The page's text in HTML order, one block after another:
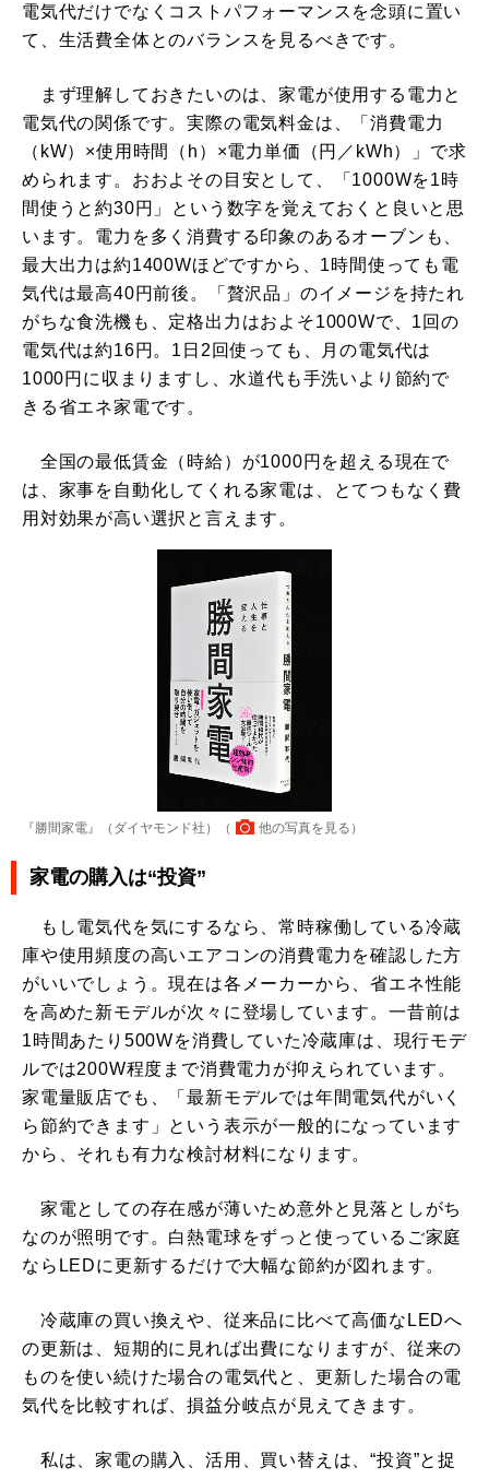
電気代だけでなくコストパフォーマンスを念頭に置い
て、生活費全体とのバランスを見るべきです。
まず理解しておきたいのは、家電が使用する電力と
電気代の関係です。実際の電気料金は、「消費電力
（kW）×使用時間（h）×電力単価（円／kWh）」で求
められます。おおよその目安として、「1000Wを1時
間使うと約30円」という数字を覚えておくと良いと思
います。電力を多く消費する印象のあるオーブンも、
最大出力は約1400Wほどですから、1時間使っても電
気代は最高40円前後。「贅沢品」のイメージを持たれ
がちな食洗機も、定格出力はおよそ1000Wで、1回の
電気代は約16円。1日2回使っても、月の電気代は
1000円に収まりますし、水道代も手洗いより節約で
きる省エネ家電です。
全国の最低賃金（時給）が1000円を超える現在で
は、家事を自動化してくれる家電は、とてつもなく費
用対効果が高い選択と言えます。
『勝間家電』（ダイヤモンド社）（ 他の写真を見る ）
家電の購入は“投資”
もし電気代を気にするなら、常時稼働している冷蔵
庫や使用頻度の高いエアコンの消費電力を確認した方
がいいでしょう。現在は各メーカーから、省エネ性能
を高めた新モデルが次々に登場しています。一昔前は
1時間あたり500Wを消費していた冷蔵庫は、現行モデ
ルでは200W程度まで消費電力が抑えられています。
家電量販店でも、「最新モデルでは年間電気代がいく
ら節約できます」という表示が一般的になっています
から、それも有力な検討材料になります。
家電としての存在感が薄いため意外と見落としがち
なのが照明です。白熱電球をずっと使っているご家庭
ならLEDに更新するだけで大幅な節約が図れます。
冷蔵庫の買い換えや、従来品に比べて高価なLEDへ
の更新は、短期的に見れば出費になりますが、従来の
ものを使い続けた場合の電気代と、更新した場合の電
気代を比較すれば、損益分岐点が見えてきます。
私は、家電の購入、活用、買い替えは、“投資”と捉